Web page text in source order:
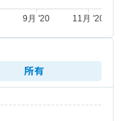
所有